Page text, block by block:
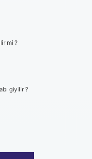
mi ?
giyilir ?